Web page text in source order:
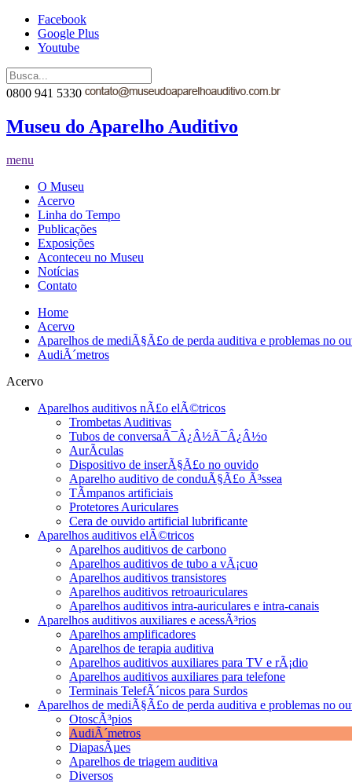
Facebook
Google Plus
Youtube
0800 941 5330
Museu do Aparelho Auditivo
menu
O Museu
Acervo
Linha do Tempo
Publicações
Exposições
Aconteceu no Museu
Notícias
Contato
Home
Acervo
Aparelhos de mediÃ§Ã£o de perda auditiva e problemas no
AudiÃ´metros
Acervo
Aparelhos auditivos nÃ£o elÃ©tricos
Trombetas Auditivas
Tubos de conversaÃ¯Â¿Â½Ã¯Â¿Â½o
AurÃ­culas
Dispositivo de inserÃ§Ã£o no ouvido
Aparelho auditivo de conduÃ§Ã£o Ã³ssea
TÃ­mpanos artificiais
Protetores Auriculares
Cera de ouvido artificial lubrificante
Aparelhos auditivos elÃ©tricos
Aparelhos auditivos de carbono
Aparelhos auditivos de tubo a vÃ¡cuo
Aparelhos auditivos transistores
Aparelhos auditivos retroauriculares
Aparelhos auditivos intra-auriculares e intra-canais
Aparelhos auditivos auxiliares e acessÃ³rios
Aparelhos amplificadores
Aparelhos de terapia auditiva
Aparelhos auditivos auxiliares para TV e rÃ¡dio
Aparelhos auditivos auxiliares para telefone
Terminais TelefÃ´nicos para Surdos
Aparelhos de mediÃ§Ã£o de perda auditiva e problemas no
OtoscÃ³pios
AudiÃ´metros
DiapasÃµes
Aparelhos de triagem auditiva
Diversos